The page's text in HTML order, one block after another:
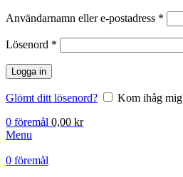
Användarnamn eller e-postadress *
Lösenord *
Logga in
Glömt ditt lösenord?
Kom ihåg mig
0 föremål 0,00 kr
Menu
0 föremål